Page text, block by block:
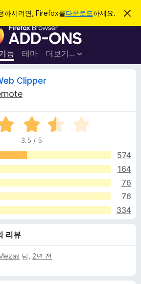
하시려면, Firefox를다운로드하세요.
이
림
F
r
e
o
라
우
저
부
기
능
능 테마 더보기…
로그인
Clipper
3.5 / 5
574
164
76
76
334
리뷰
님, 2년 전